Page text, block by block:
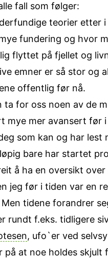
fall som følger:
teorier etter
fundering og hvor
flyttet på fjellet og
emner er så stor og
offentlig før nå.
ta for oss noen av de
mye mer avansert
som kan og har lest
bare har startet
å ha en oversikt over
jeg før i tiden var en
tidene forandrer
rundt f.eks. tidligere
, ufo`er ved
at noe holdes skjult